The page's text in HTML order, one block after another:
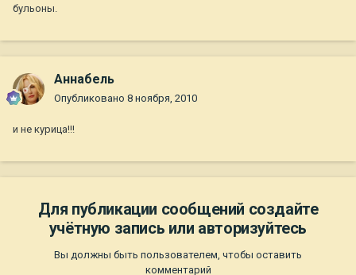
бульоны.
Aннaбель
Опубликовано 8 ноября, 2010
и не курица!!!
Для публикации сообщений создайте
учётную запись или авторизуйтесь
Вы должны быть пользователем, чтобы оставить
комментарий